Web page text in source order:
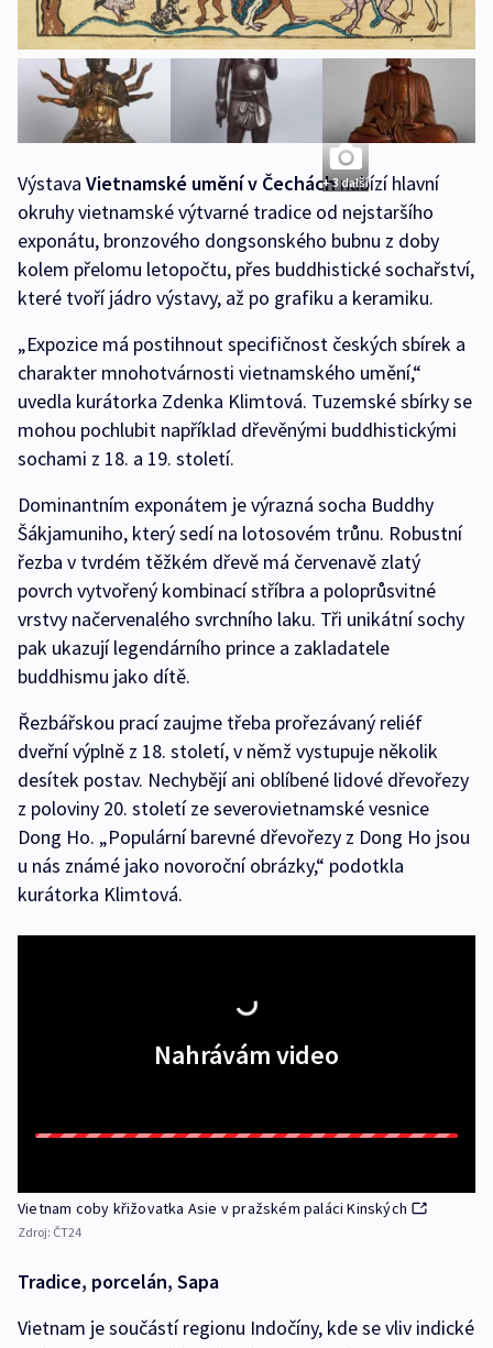
+ 3 další
Výstava Vietnamské umění v Čecháchnabízí hlavní
okruhy vietnamské výtvarné tradice od nejstaršího
exponátu, bronzového dongsonského bubnu z doby
kolem přelomu letopočtu, přes buddhistické sochařství,
které tvoří jádro výstavy, až po grafiku a keramiku.
„Expozice má postihnout specifičnost českých sbírek a
charakter mnohotvárnosti vietnamského umění,“
uvedla kurátorka Zdenka Klimtová. Tuzemské sbírky se
mohou pochlubit například dřevěnými buddhistickými
sochami z 18. a 19. století.
Dominantním exponátem je výrazná socha Buddhy
Šákjamuniho, který sedí na lotosovém trůnu. Robustní
řezba v tvrdém těžkém dřevě má červenavě zlatý
povrch vytvořený kombinací stříbra a poloprůsvitné
vrstvy načervenalého svrchního laku. Tři unikátní sochy
pak ukazují legendárního prince a zakladatele
buddhismu jako dítě.
Řezbářskou prací zaujme třeba prořezávaný reliéf
dveřní výplně z 18. století, v němž vystupuje několik
desítek postav. Nechybějí ani oblíbené lidové dřevořezy
z poloviny 20. století ze severovietnamské vesnice
Dong Ho. „Populární barevné dřevořezy z Dong Ho jsou
u nás známé jako novoroční obrázky,“ podotkla
kurátorka Klimtová.
Nahrávám video
Vietnam coby křižovatka Asie v pražském paláci Kinských
Zdroj: ČT24
Tradice, porcelán, Sapa
Vietnam je součástí regionu Indočíny, kde se vliv indické